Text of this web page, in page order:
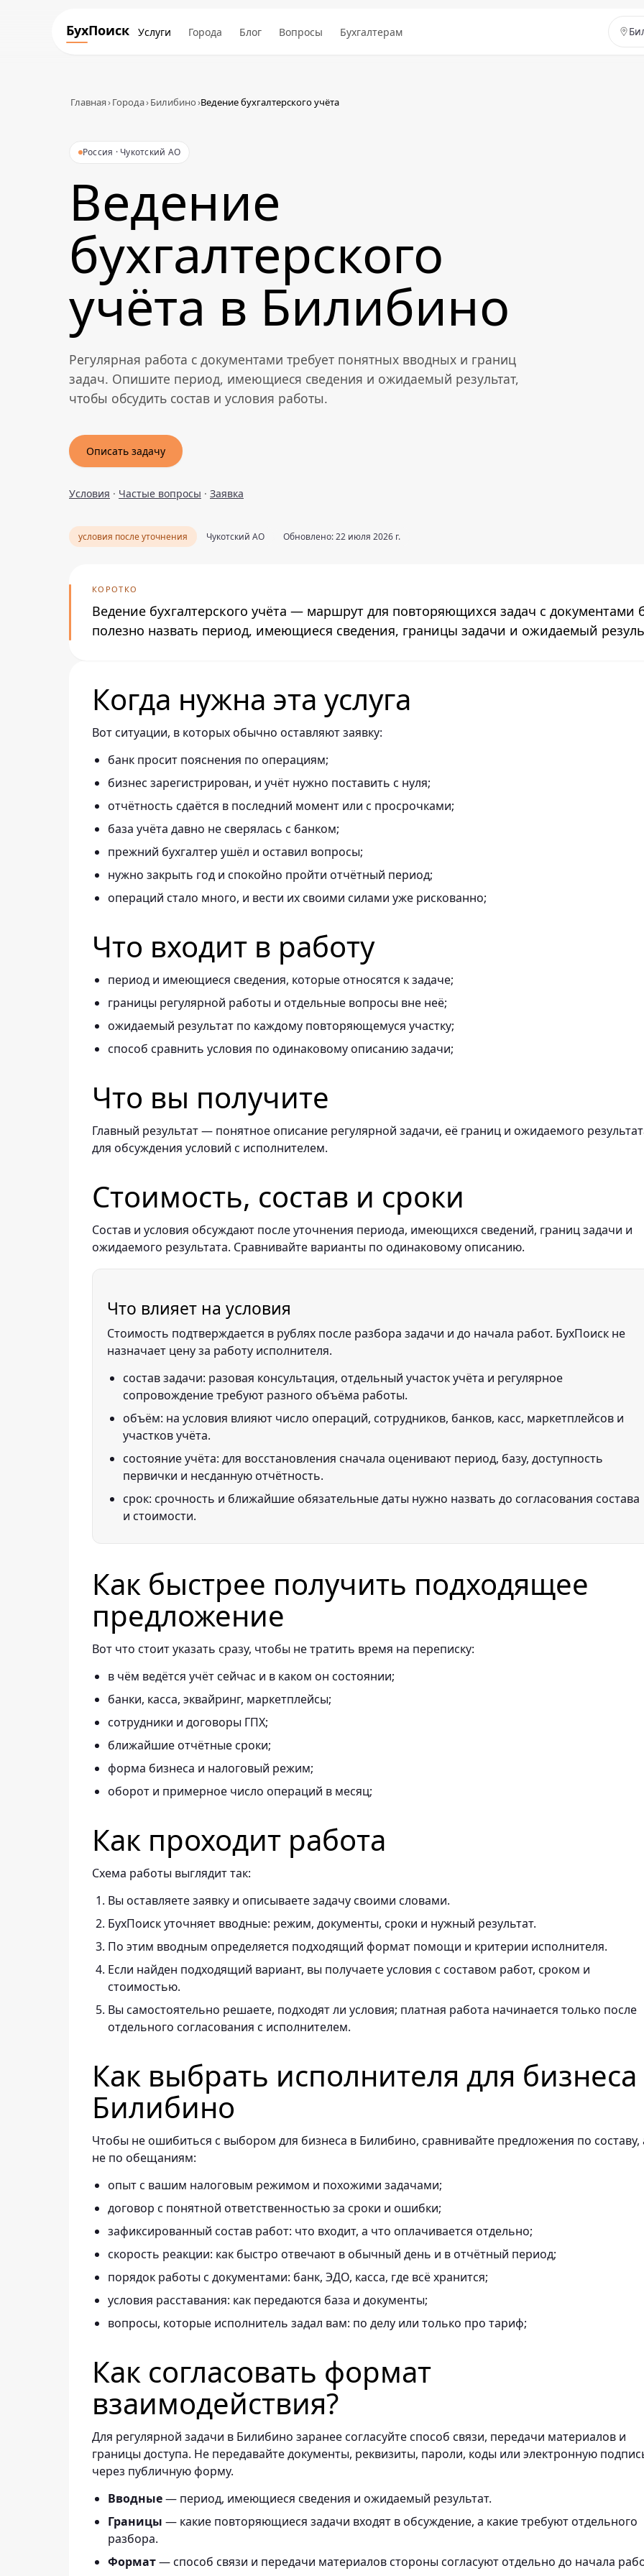
БухПоиск Услуги Города Блог Вопросы Бухгалтерам
Главная›Города›Билибино›Ведение бухгалтерского учёта
Россия · Чукотский АО
Ведение
бухгалтерского
учёта в Билибино
Регулярная работа с документами требует понятных вводных и границ
задач. Опишите период, имеющиеся сведения и ожидаемый результат,
чтобы обсудить состав и условия работы.
Описать задачу
Условия · Частые вопросы · Заявка
условия после уточнения Чукотский АО Обновлено: 22 июля 2026 г.
КОРОТКО
Ведение бухгалтерского учёта — маршрут для повторяющихся задач с документами
полезно назвать период, имеющиеся сведения, границы задачи и ожидаемый
Когда нужна эта услуга
Вот ситуации, в которых обычно оставляют заявку:
банк просит пояснения по операциям;
бизнес зарегистрирован, и учёт нужно поставить с нуля;
отчётность сдаётся в последний момент или с просрочками;
база учёта давно не сверялась с банком;
прежний бухгалтер ушёл и оставил вопросы;
нужно закрыть год и спокойно пройти отчётный период;
операций стало много, и вести их своими силами уже рискованно;
Что входит в работу
период и имеющиеся сведения, которые относятся к задаче;
границы регулярной работы и отдельные вопросы вне неё;
ожидаемый результат по каждому повторяющемуся участку;
способ сравнить условия по одинаковому описанию задачи;
Что вы получите
Главный результат — понятное описание регулярной задачи, её границ и ожидаемого
для обсуждения условий с исполнителем.
Стоимость, состав и сроки
Состав и условия обсуждают после уточнения периода, имеющихся сведений, границ задачи и
ожидаемого результата. Сравнивайте варианты по одинаковому описанию.
Что влияет на условия
Стоимость подтверждается в рублях после разбора задачи и до начала работ. БухПоиск не
назначает цену за работу исполнителя.
состав задачи: разовая консультация, отдельный участок учёта и регулярное
сопровождение требуют разного объёма работы.
объём: на условия влияют число операций, сотрудников, банков, касс, маркетплейсов и
участков учёта.
состояние учёта: для восстановления сначала оценивают период, базу, доступность
первички и несданную отчётность.
срок: срочность и ближайшие обязательные даты нужно назвать до согласования состава
и стоимости.
Как быстрее получить подходящее
предложение
Вот что стоит указать сразу, чтобы не тратить время на переписку:
в чём ведётся учёт сейчас и в каком он состоянии;
банки, касса, эквайринг, маркетплейсы;
сотрудники и договоры ГПХ;
ближайшие отчётные сроки;
форма бизнеса и налоговый режим;
оборот и примерное число операций в месяц;
Как проходит работа
Схема работы выглядит так:
Вы оставляете заявку и описываете задачу своими словами.
БухПоиск уточняет вводные: режим, документы, сроки и нужный результат.
По этим вводным определяется подходящий формат помощи и критерии исполнителя.
Если найден подходящий вариант, вы получаете условия с составом работ, сроком и
стоимостью.
Вы самостоятельно решаете, подходят ли условия; платная работа начинается только после
отдельного согласования с исполнителем.
Как выбрать исполнителя для бизнеса
Билибино
Чтобы не ошибиться с выбором для бизнеса в Билибино, сравнивайте предложения по составу,
не по обещаниям:
опыт с вашим налоговым режимом и похожими задачами;
договор с понятной ответственностью за сроки и ошибки;
зафиксированный состав работ: что входит, а что оплачивается отдельно;
скорость реакции: как быстро отвечают в обычный день и в отчётный период;
порядок работы с документами: банк, ЭДО, касса, где всё хранится;
условия расставания: как передаются база и документы;
вопросы, которые исполнитель задал вам: по делу или только про тариф;
Как согласовать формат
взаимодействия?
Для регулярной задачи в Билибино заранее согласуйте способ связи, передачи материалов и
границы доступа. Не передавайте документы, реквизиты, пароли, коды или электронную
через публичную форму.
Вводные— период, имеющиеся сведения и ожидаемый результат.
Границы — какие повторяющиеся задачи входят в обсуждение, а какие требуют отдельного
разбора.
Формат— способ связи и передачи материалов стороны согласуют отдельно до начала